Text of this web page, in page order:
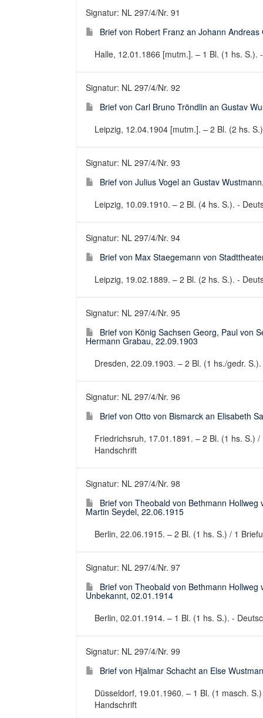
Signatur: NL 297/4/Nr. 91
Brief von Robert Franz an Johann
Halle, 12.01.1866 [mutm.]. – 1 Bl. (1 hs. S.).
Signatur: NL 297/4/Nr. 92
Brief von Carl Bruno Tröndlin an Gustav
Leipzig, 12.04.1904 [mutm.]. – 2 Bl. (2 hs.
Signatur: NL 297/4/Nr. 93
Brief von Julius Vogel an Gustav
Leipzig, 10.09.1910. – 2 Bl. (4 hs. S.). -
Signatur: NL 297/4/Nr. 94
Brief von Max Staegemann von
Leipzig, 19.02.1889. – 2 Bl. (2 hs. S.). -
Signatur: NL 297/4/Nr. 95
Brief von König Sachsen Georg, Paul von
Hermann Grabau, 22.09.1903
Dresden, 22.09.1903. – 2 Bl. (1 hs./gedr.
Signatur: NL 297/4/Nr. 96
Brief von Otto von Bismarck an Elisabeth
Friedrichsruh, 17.01.1891. – 2 Bl. (1 hs. S.)
Handschrift
Signatur: NL 297/4/Nr. 98
Brief von Theobald von Bethmann
Martin Seydel, 22.06.1915
Berlin, 22.06.1915. – 2 Bl. (1 hs. S.) / 1
Signatur: NL 297/4/Nr. 97
Brief von Theobald von Bethmann
Unbekannt, 02.01.1914
Berlin, 02.01.1914. – 1 Bl. (1 hs. S.). -
Signatur: NL 297/4/Nr. 99
Brief von Hjalmar Schacht an Else
Düsseldorf, 19.01.1960. – 1 Bl. (1 masch.
Handschrift